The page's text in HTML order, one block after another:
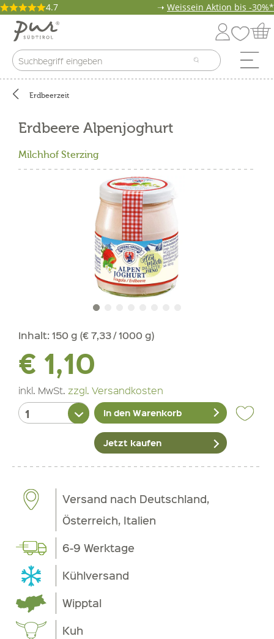
4.7 ➝ Weissein Aktion bis -30%*
Erdbeerzeit
Erdbeere Alpenjoghurt
Milchhof Sterzing
Inhalt: 150 g (€ 7,33 / 1000 g)
€ 1,10
inkl. MwSt. zzgl. Versandkosten
In den Warenkorb
Jetzt kaufen
Versand nach Deutschland,
Österreich, Italien
6-9 Werktage
Kühlversand
Wipptal
Kuh